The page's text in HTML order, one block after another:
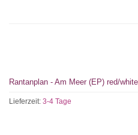
Rantanplan - Am Meer (EP) red/
Lieferzeit: 3-4 Tage